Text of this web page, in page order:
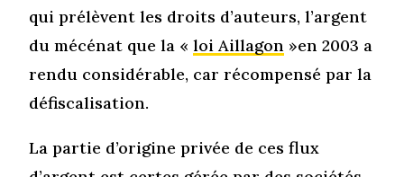
qui prélèvent les droits d’auteurs, l’argent
du mécénat que la «loi Aillagon »en 2003 a
rendu considérable, car récompensé par la
défiscalisation.
La partie d’origine privée de ces flux